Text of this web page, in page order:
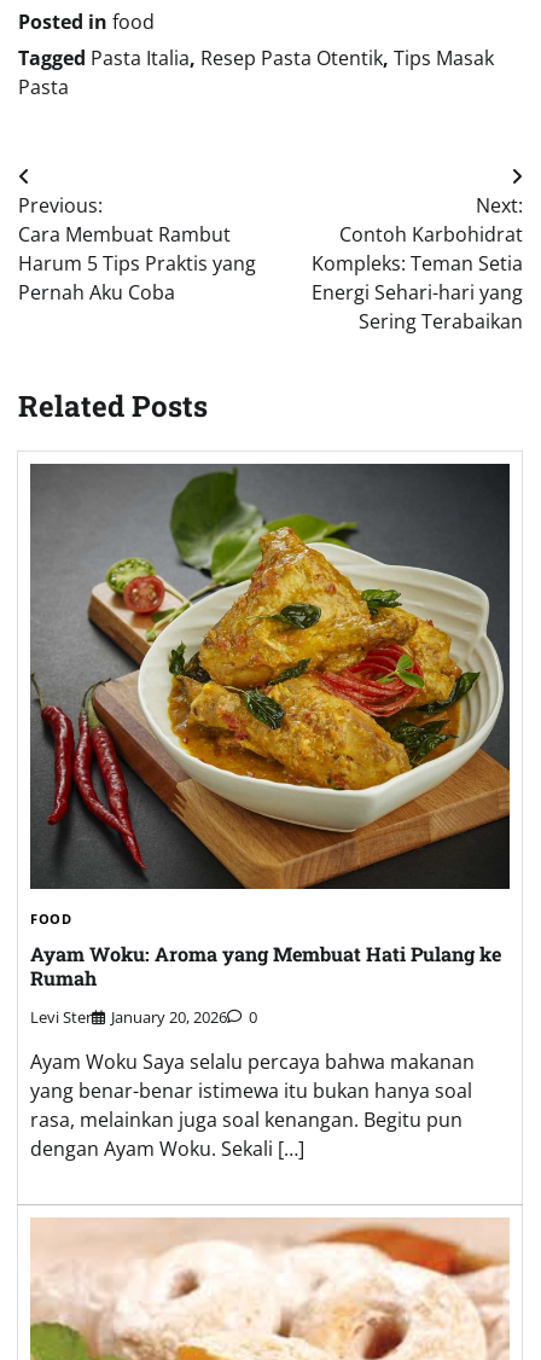
Posted in food
Tagged Pasta Italia, Resep Pasta Otentik, Tips Masak
Pasta
Post
navigation
Previous:
Cara Membuat Rambut
Harum 5 Tips Praktis yang
Pernah Aku Coba
Next:
Contoh Karbohidrat
Kompleks: Teman Setia
Energi Sehari-hari yang
Sering Terabaikan
Related Posts
FOOD
Ayam Woku: Aroma yang Membuat Hati Pulang ke
Rumah
Levi Ster January 20, 2026 0
Ayam Woku Saya selalu percaya bahwa makanan
yang benar-benar istimewa itu bukan hanya soal
rasa, melainkan juga soal kenangan. Begitu pun
dengan Ayam Woku. Sekali […]